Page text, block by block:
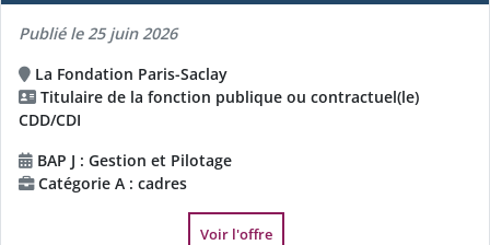
Publié le 25 juin 2026
La Fondation Paris-Saclay
Titulaire de la fonction publique ou contractuel(le)
CDD/CDI
BAP J : Gestion et Pilotage
Catégorie A : cadres
Voir l'offre